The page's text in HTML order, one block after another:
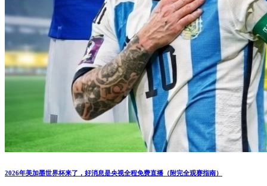
2026年美加墨世界杯来了，好消息是央视全程免费直播（附完全观赛指南）